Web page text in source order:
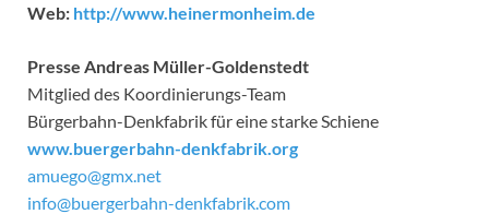
Web: http://www.heinermonheim.de
Presse Andreas Müller-Goldenstedt
Mitglied des Koordinierungs-Team
Bürgerbahn-Denkfabrik für eine starke Schiene
www.buergerbahn-denkfabrik.org
amuego@gmx.net
info@buergerbahn-denkfabrik.com